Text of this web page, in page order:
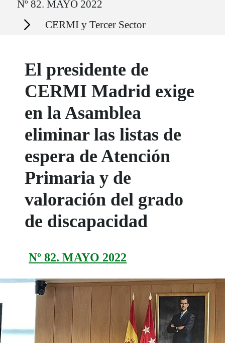
Nº 82. MAYO 2022
Secciones CERMI y Tercer Sector
El presidente de
CERMI Madrid exige
en la Asamblea
eliminar las listas de
espera de Atención
Primaria y de
valoración del grado
de discapacidad
Nº 82. MAYO 2022